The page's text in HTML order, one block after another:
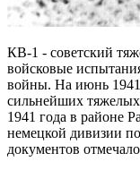
КВ-1 - советский
войсковые
войны. На июнь 1941
сильнейших
1941 года в районе
немецкой дивизии
документов